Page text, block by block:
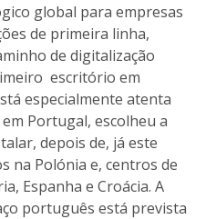
global para empresas
de primeira linha,
de digitalização
escritório em
especialmente atenta
Portugal, escolheu a
depois de, já este
na Polónia e, centros de
Espanha e Croácia. A
português está prevista